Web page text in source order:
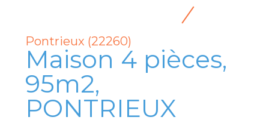
Pontrieux (22260)
Maison 4 pièces,
95m2,
PONTRIEUX